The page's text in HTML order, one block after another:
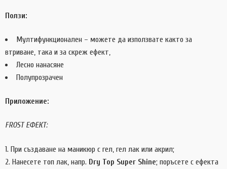
Ползи:
Мултифункционален – можете да използвате както за
втриване, така и за скреж ефект,
Лесно нанасяне
Полупрозрачен
Приложение:
FROST ЕФЕКТ:
При създаване на маникюр с гел, гел лак или акрил;
Нанесете топ лак, напр. Dry Top Super Shine; поръсете с ефекта